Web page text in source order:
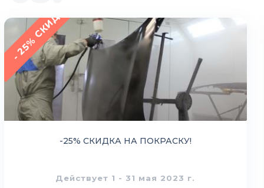
- 25% СКИДКА
-25% СКИДКА НА ПОКРАСКУ!
Действует 1 - 31 мая 2023 г.